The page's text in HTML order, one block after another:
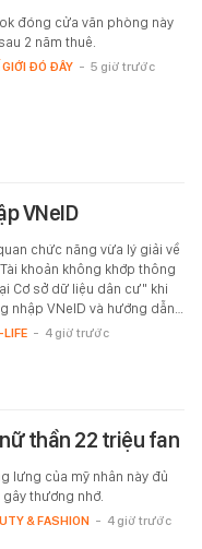
đóng cửa văn phòng này
2 năm thuê.
GIỚI ĐÓ ĐÂY - 5 giờ trước
VNeID
chức năng vừa lý giải về
khoản không khớp thông
Cơ sở dữ liệu dân cư" khi
nhập VNeID và hướng dẫn…
LIFE - 4 giờ trước
thần 22 triệu fan
lưng của mỹ nhân này đủ
thương nhớ.
& FASHION - 4 giờ trước